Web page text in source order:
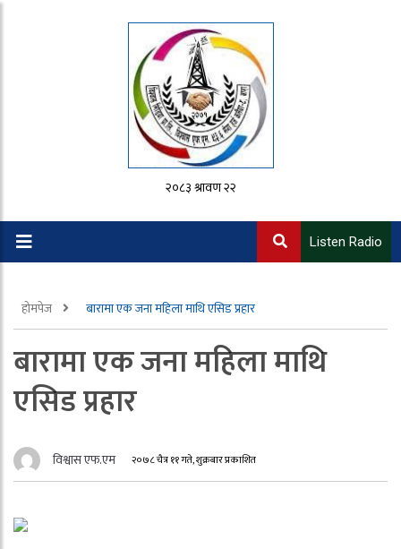
२०८३ श्रावण २२
Listen Radio
होमपेज बारामा एक जना महिला माथि एसिड प्रहार
बारामा एक जना महिला माथि
एसिड प्रहार
विश्वास एफ.एम २०७८ चैत्र ११ गते, शुक्रबार प्रकाशित